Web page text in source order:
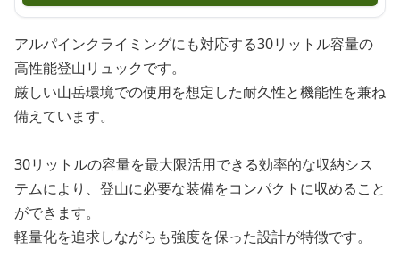
アルパインクライミングにも対応する30リットル容量の
高性能登山リュックです。
厳しい山岳環境での使用を想定した耐久性と機能性を兼ね
備えています。
30リットルの容量を最大限活用できる効率的な収納シス
テムにより、登山に必要な装備をコンパクトに収めること
ができます。
軽量化を追求しながらも強度を保った設計が特徴です。